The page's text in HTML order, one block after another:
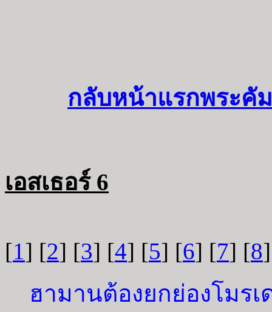
กลับหน้าแรกพระคั
เอสเธอร์ 6
[1] [2] [3] [4] [5] [6] [7] [8
ฮามานต้องยกย่องโมรเ